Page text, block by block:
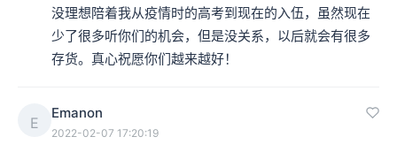
没理想陪着我从疫情时的高考到现在的入伍，虽然现在
少了很多听你们的机会，但是没关系，以后就会有很多
存货。真心祝愿你们越来越好！
E
Emanon
2022-02-07 17:20:19